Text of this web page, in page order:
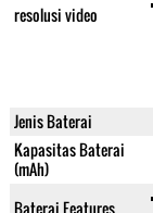
resolusi video
Jenis Baterai
Kapasitas Baterai
(mAh)
Baterai Features